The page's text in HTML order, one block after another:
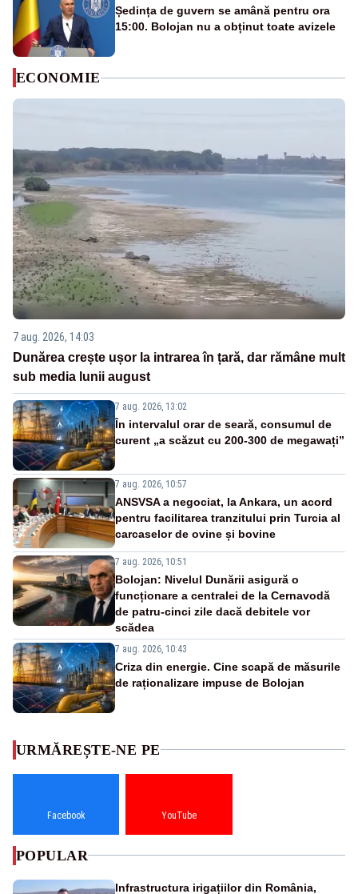
Ședința de guvern se amână pentru ora
15:00. Bolojan nu a obținut toate avizele
ECONOMIE
7 aug. 2026, 14:03
Dunărea crește ușor la intrarea în țară, dar rămâne mult
sub media lunii august
7 aug. 2026, 13:02
În intervalul orar de seară, consumul de
curent „a scăzut cu 200-300 de megawați”
7 aug. 2026, 10:57
ANSVSA a negociat, la Ankara, un acord
pentru facilitarea tranzitului prin Turcia al
carcaselor de ovine și bovine
7 aug. 2026, 10:51
Bolojan: Nivelul Dunării asigură o
funcționare a centralei de la Cernavodă
de patru-cinci zile dacă debitele vor
scădea
7 aug. 2026, 10:43
Criza din energie. Cine scapă de măsurile
de raționalizare impuse de Bolojan
URMĂREȘTE-NE PE
Facebook YouTube
POPULAR
Infrastructura irigațiilor din România,